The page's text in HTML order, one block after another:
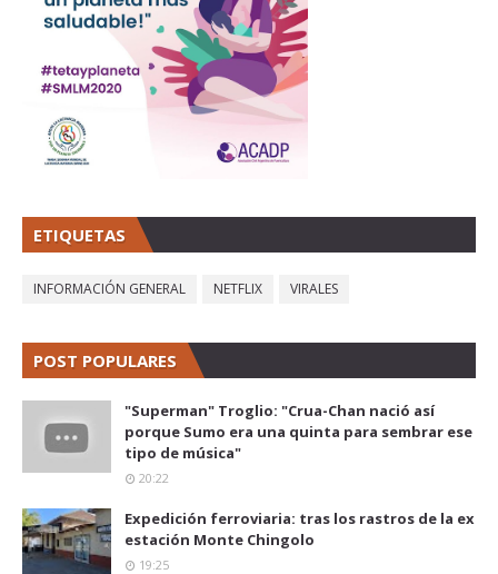
ETIQUETAS
INFORMACIÓN GENERAL NETFLIX VIRALES
POST POPULARES
"Superman" Troglio: "Crua-Chan nació así
porque Sumo era una quinta para sembrar ese
tipo de música"
20:22
Expedición ferroviaria: tras los rastros de la ex
estación Monte Chingolo
19:25